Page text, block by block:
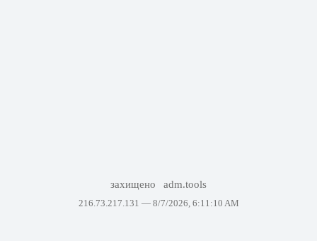
захищено adm.tools
216.73.217.131 — 8/7/2026, 6:11:10 AM